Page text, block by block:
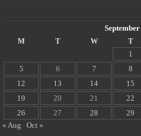
M
T W T
1
5
6 7 8
12
13 14 15
19
20 21 22
26
27 28 29
« Aug
Oct »